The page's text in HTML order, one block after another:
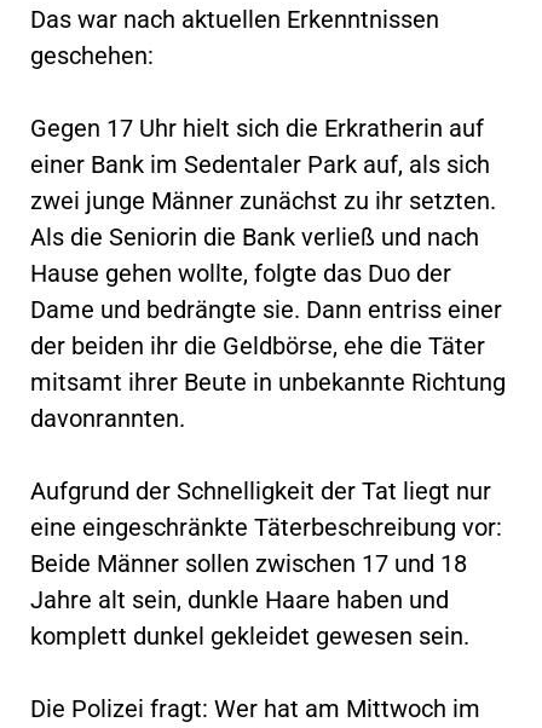
Das war nach aktuellen Erkenntnissen
geschehen:
Gegen 17 Uhr hielt sich die Erkratherin auf
einer Bank im Sedentaler Park auf, als sich
zwei junge Männer zunächst zu ihr setzten.
Als die Seniorin die Bank verließ und nach
Hause gehen wollte, folgte das Duo der
Dame und bedrängte sie. Dann entriss einer
der beiden ihr die Geldbörse, ehe die Täter
mitsamt ihrer Beute in unbekannte Richtung
davonrannten.
Aufgrund der Schnelligkeit der Tat liegt nur
eine eingeschränkte Täterbeschreibung vor:
Beide Männer sollen zwischen 17 und 18
Jahre alt sein, dunkle Haare haben und
komplett dunkel gekleidet gewesen sein.
Die Polizei fragt: Wer hat am Mittwoch im